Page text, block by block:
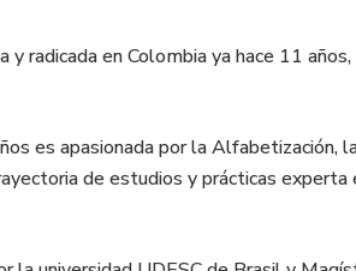
y radicada en Colombia ya hace 11
es apasionada por la Alfabetización,
de estudios y prácticas